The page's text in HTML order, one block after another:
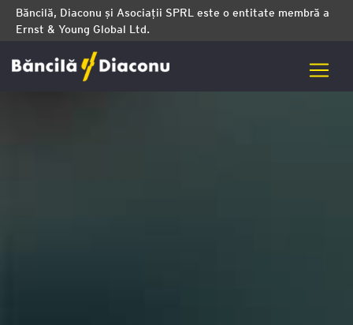
Băncilă, Diaconu și Asociații SPRL este o entitate membră a
Ernst & Young Global Ltd.